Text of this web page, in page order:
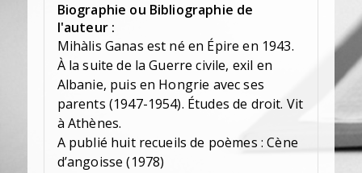
Biographie ou Bibliographie de
l'auteur :
Mihàlis Ganas est né en Épire en 1943.
À la suite de la Guerre civile, exil en
Albanie, puis en Hongrie avec ses
parents (1947-1954). Études de droit. Vit
à Athènes.
A publié huit recueils de poèmes : Cène
d’angoisse (1978)